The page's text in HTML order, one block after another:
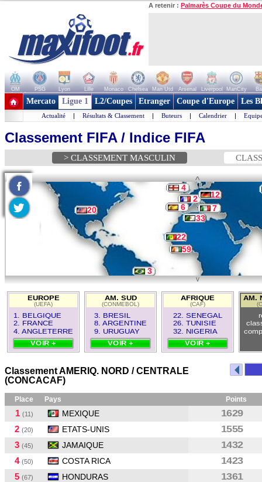
A retenir : Palmarès Coupe du
OM PSG Lyon Lille Monaco Chelsea Man Utd Arsenal Liverpool ManCity
+ de clubs
Mercato Ligue 1 L2/Coupes Etranger Coupe d'Europe Les
Actualité | Résultats & Classement | Buteurs | Calendrier |
Classement FIFA / Indice FIFA
> CLASSEMENT MASCULIN
^
v
20
4
2
12
6
7
9
3
59
22
33
EUROPE
(UEFA)
1. BELGIQUE
2. FRANCE
4. ANGLETERRE
VOIR +
AM. SUD
(CONMEBOL)
3. BRESIL
8. ARGENTINE
9. URUGUAY
VOIR +
AFRIQUE
(CAF)
22. SENEGAL
26. TUNISIE
32. NIGERIA
VOIR +
AM.
Classement AMERIQ. NORD / CENTRALE
(CONCACAF)
Place Pays Points
1 (11) MEXIQUE
1629
2 (20) ETATS-UNIS
1555
3 (45) JAMAIQUE
1432
4 (50) COSTA RICA
1423
5 (67) HONDURAS
1361